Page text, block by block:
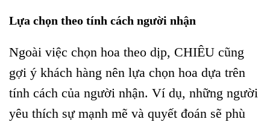
Lựa chọn theo tính cách người nhận
Ngoài việc chọn hoa theo dịp, CHIÊU cũng
gợi ý khách hàng nên lựa chọn hoa dựa trên
tính cách của người nhận. Ví dụ, những người
yêu thích sự mạnh mẽ và quyết đoán sẽ phù